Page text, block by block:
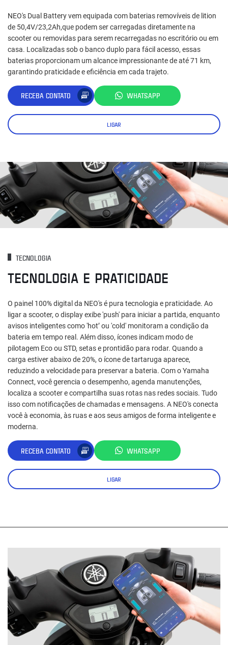
NEO's Dual Battery vem equipada com baterias removíveis de lition
de 50,4V/23,2Ah,que podem ser carregadas diretamente na
scooter ou removidas para serem recarregadas no escritório ou em
casa. Localizadas sob o banco duplo para fácil acesso, essas
baterias proporcionam um alcance impressionante de até 71 km,
garantindo praticidade e eficiência em cada trajeto.
RECEBA CONTATO WHATSAPP
LIGAR
TECNOLOGIA
TECNOLOGIA E PRATICIDADE
O painel 100% digital da NEO's é pura tecnologia e praticidade. Ao
ligar a scooter, o display exibe 'push' para iniciar a partida, enquanto
avisos inteligentes como 'hot’ ou 'cold' monitoram a condição da
bateria em tempo real. Além disso, ícones indicam modo de
pilotagem Eco ou STD, setas e prontidão para rodar. Quando a
carga estiver abaixo de 20%, o ícone de tartaruga aparece,
reduzindo a velocidade para preservar a bateria. Com o Yamaha
Connect, você gerencia o desempenho, agenda manutenções,
localiza a scooter e compartilha suas rotas nas redes sociais. Tudo
isso com notificações de chamadas e mensagens. A NEO's conecta
você à economia, às ruas e aos seus amigos de forma inteligente e
moderna.
RECEBA CONTATO WHATSAPP
LIGAR